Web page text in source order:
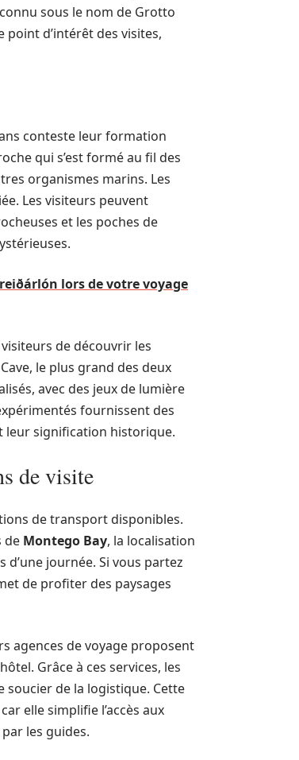
sous le nom de Grotto
point d’intérêt des visites,
conteste leur formation
qui s’est formé au fil des
organismes marins. Les
Les visiteurs peuvent
et les poches de
lors de votre voyage
de découvrir les
le plus grand des deux
avec des jeux de lumière
fournissent des
leur signification historique.
de visite
de transport disponibles.
de Montego Bay, la localisation
journée. Si vous partez
de profiter des paysages
agences de voyage proposent
Grâce à ces services, les
de la logistique. Cette
elle simplifie l’accès aux
les guides.